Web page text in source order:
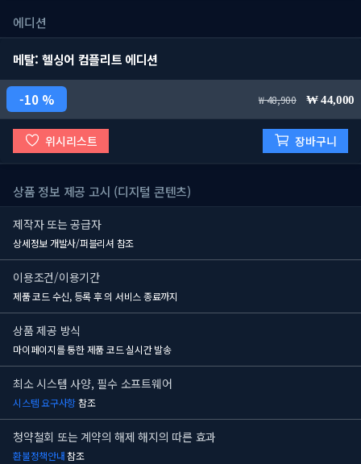
에디션
메탈: 헬싱어 컴플리트 에디션
10 % 48,900 44,000
위시리스트 장바구니
상품 정보 제공 고시 (디지털 콘텐츠)
제작자 또는 공급자
상세정보 개발사/퍼블리셔 참조
이용조건/이용기간
제품 코드 수신, 등록 후의 서비스 종료까지
상품 제공 방식
마이페이지를 통한 제품 코드 실시간 발송
최소 시스템 사양, 필수 소프트웨어
시스템 요구사항참조
청약철회 또는 계약의 해제 해지의 따른 효과
환불정책안내참조